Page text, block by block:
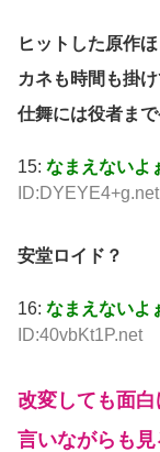
ヒットした原作
カネも時間も掛
仕舞には役者ま
15: なまえないよ
ID:DYEYE4+g.net
安堂ロイド？
16: なまえないよ
ID:40vbKt1P.net
改変しても面
言いながらも見